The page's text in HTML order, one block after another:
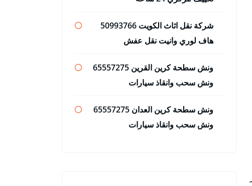
شركة نقل اثاث الكويت 50993766
هاف لوري وانيت نقل عفش
ونش سطحة كرين القرين 65557275
ونش سحب وانقاذ سيارات
ونش سطحة كرين العدان 65557275
ونش سحب وانقاذ سيارات